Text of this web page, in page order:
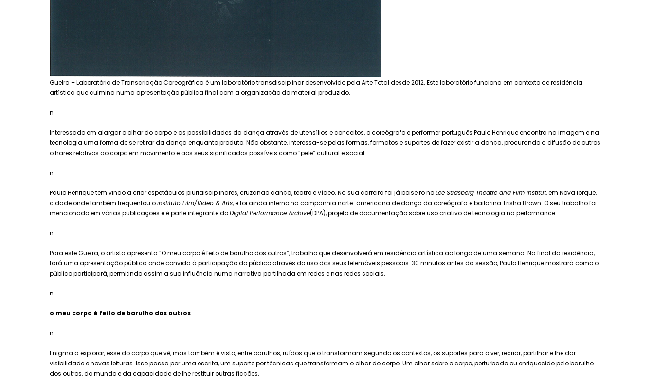
Guelra – Laboratório de Transcriação Coreográfica é um laboratório transdisciplinar desenvolvido pela Arte Total desde 2012. Este laboratório funciona em contexto de residência
artística que culmina numa apresentação pública final com a organização do material produzido.
n
Interessado em alargar o olhar do corpo e as possibilidades da dança através de utensílios e conceitos, o coreógrafo e performer português Paulo Henrique encontra na imagem e na
tecnologia uma forma de se retirar da dança enquanto produto. Não obstante, interessa-se pelas formas, formatos e suportes de fazer existir a dança, procurando a difusão de outros
olhares relativos ao corpo em movimento e aos seus significados possíveis como “pele” cultural e social.
n
Paulo Henrique tem vindo a criar espetáculos pluridisciplinares, cruzando dança, teatro e vídeo. Na sua carreira foi já bolseiro noLee Strasberg Theatre and Film Institut, em Nova Iorque,
cidade onde também frequentou oinstituto Film/Video & Arts, e foi ainda interno na companhia norte-americana de dança da coreógrafa e bailarina Trisha Brown. O seu trabalho foi
mencionado em várias publicações e é parte integrante doDigital Performance Archive(DPA), projeto de documentação sobre uso criativo de tecnologia na performance.
n
Para este Guelra, o artista apresenta “O meu corpo é feito de barulho dos outros”, trabalho que desenvolverá em residência artística ao longo de uma semana. Na final da residência,
fará uma apresentação pública onde convida à participação do público através do uso dos seus telemóveis pessoais. 30 minutos antes da sessão, Paulo Henrique mostrará como o
público participará, permitindo assim a sua influência numa narrativa partilhada em redes e nas redes sociais.
n
o meu corpo é feito de barulho dos outros
n
Enigma a explorar, esse do corpo que vê, mas também é visto, entre barulhos, ruídos que o transformam segundo os contextos, os suportes para o ver, recriar, partilhar e lhe dar
visibilidade e novas leituras. Isso passa por uma escrita, um suporte por técnicas que transformam o olhar do corpo. Um olhar sobre o corpo, perturbado ou enriquecido pelo barulho
dos outros, do mundo e da capacidade de lhe restituir outras ficções.